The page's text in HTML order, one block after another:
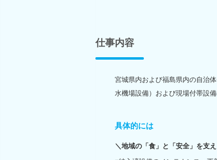
仕事内容
宮城県内および福島県内の自治
水機場設備）および現場付帯設
具体的には
＼地域の「食」と「安全」を支